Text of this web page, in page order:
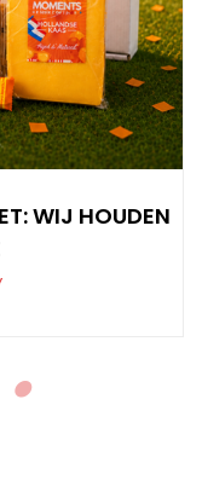
WIJ HOUDEN